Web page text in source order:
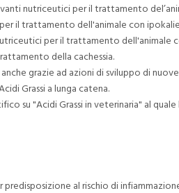
nutriceutici per il trattamento
il trattamento dell'animale con
per il trattamento dell'animale
della cachessia.
grazie ad azioni di sviluppo di
Grassi a lunga catena.
su "Acidi Grassi in veterinaria" al
al rischio di